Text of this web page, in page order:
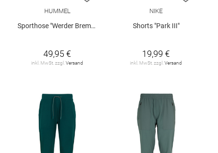
HUMMEL
Sporthose "Werder Bremen Away 26/27"
49,95 €
inkl. MwSt. zzgl.Versand
NIKE
Shorts "Park III"
19,99 €
inkl. MwSt. zzgl.Versand